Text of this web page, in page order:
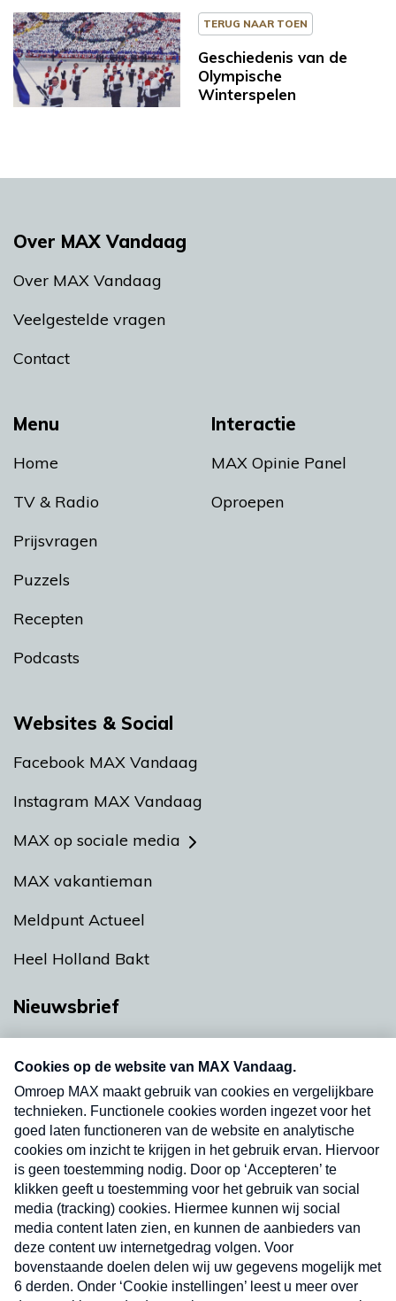
TERUG NAAR TOEN
Geschiedenis van de
Olympische
Winterspelen
Menu
Home
TV & Radio
Prijsvragen
Puzzels
Recepten
Podcasts
Interactie
MAX Opinie Panel
Oproepen
Over MAX Vandaag
Over MAX Vandaag
Veelgestelde vragen
Contact
Websites & Social
Facebook MAX Vandaag
Instagram MAX Vandaag
MAX op sociale media
MAX vakantieman
Meldpunt Actueel
Heel Holland Bakt
Nieuwsbrief
Neem hier een gratis abonnement op onze
nieuwsbrief. Elke vrijdag- en dinsdagochtend in
uw mailbox.
Verzend